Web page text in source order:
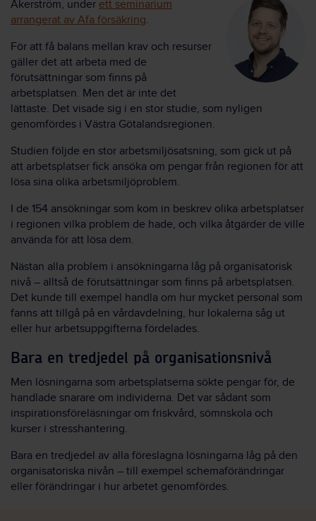
Åkerström, under ett seminarium
arrangerat av Afa försäkring.
För att få balans mellan krav och resurser
gäller det att arbeta med de
förutsättningar som finns på
arbetsplatsen. Men det är inte det
lättaste. Det visade sig i en stor studie, som nyligen
genomfördes i Västra Götalandsregionen.
Studien följde en stor arbetsmiljösatsning, som gick ut på
att arbetsplatser fick ansöka om pengar från regionen för att
lösa sina olika arbetsmiljöproblem.
I de 154 ansökningar som kom in beskrev olika arbetsplatser
i regionen vilka problem de hade, och vilka åtgärder de ville
använda för att lösa dem.
Nästan alla problem i ansökningarna låg på organisatorisk
nivå – alltså de förutsättningar som finns på arbetsplatsen.
Det kunde till exempel handla om hur mycket personal som
fanns att tillgå på en vårdavdelning, hur lokalerna såg ut
eller hur arbetsuppgifterna fördelades.
Bara en tredjedel på organisationsnivå
Men lösningarna som arbetsplatserna sökte pengar för, de
handlade snarare om individerna. Det var sådant som
inspirationsföreläsningar om friskvård, sömnskola och
kurser i stresshantering.
Bara en tredjedel av alla föreslagna lösningarna låg på den
organisatoriska nivån ­– till exempel schemaförändringar
eller förändringar i hur arbetet genomfördes.